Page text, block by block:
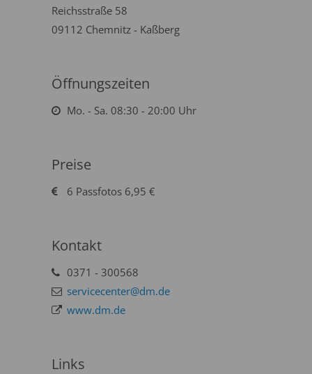
Reichsstraße 58
09112 Chemnitz - Kaßberg
Öffnungszeiten
Mo. - Sa. 08:30 - 20:00 Uhr
Preise
6 Passfotos 6,95 €
Kontakt
0371 - 300568
servicecenter@dm.de
www.dm.de
Links